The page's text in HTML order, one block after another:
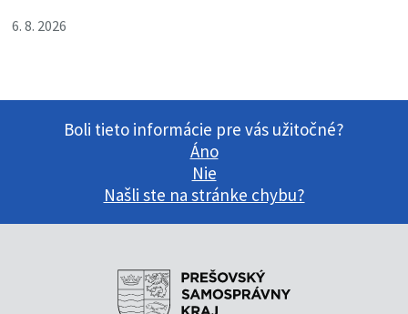
6. 8. 2026
Boli tieto informácie pre vás užitočné?
Áno
Nie
Našli ste na stránke chybu?